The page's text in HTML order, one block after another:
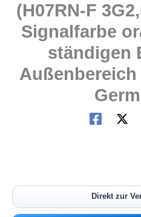
(H07RN-F
Signalfarbe
ständigen
Außenbereich
Direkt zur